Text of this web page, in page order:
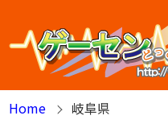
Home
岐阜県